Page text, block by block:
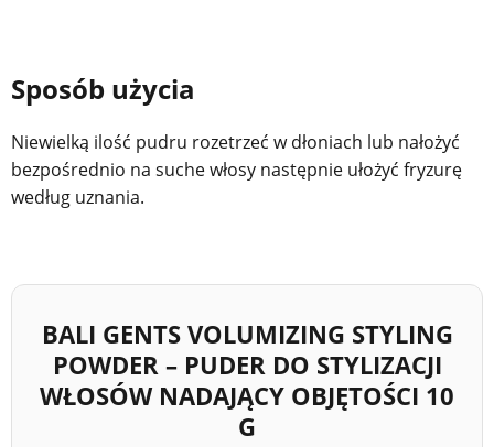
Sposób użycia
Niewielką ilość pudru rozetrzeć w dłoniach lub nałożyć
bezpośrednio na suche włosy następnie ułożyć fryzurę
według uznania.
BALI GENTS VOLUMIZING STYLING
POWDER – PUDER DO STYLIZACJI
WŁOSÓW NADAJĄCY OBJĘTOŚCI 10
G